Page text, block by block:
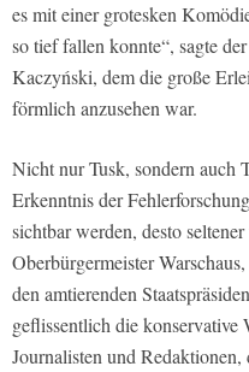
es mit einer grotesken
so tief fallen konnte“, sagte
Kaczyński, dem die große
förmlich anzusehen war.
Nicht nur Tusk, sondern auch
Erkenntnis der
sichtbar werden, desto
Oberbürgermeister
den amtierenden
geflissentlich die konservative
Journalisten und